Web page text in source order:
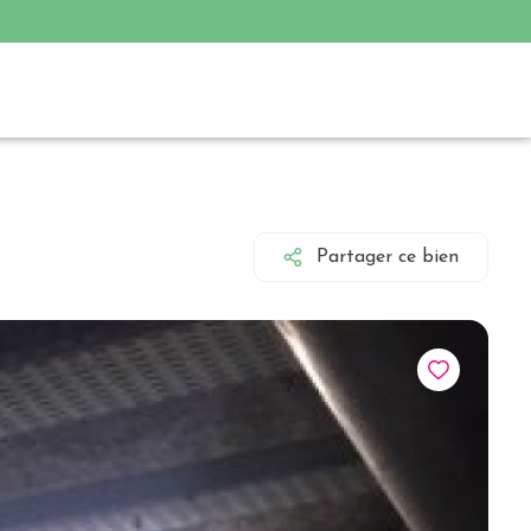
Partager ce bien